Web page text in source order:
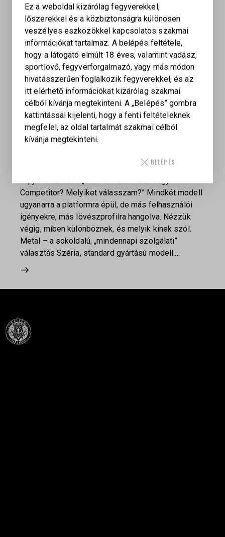
nagy kaliberű Smith & Wesson wheel gun
generáció. Bármelyik kategóriába tartozik…
METAL VS. COMPETITOR – MELYIK AZ IDEÁLIS
VÁLASZTÁS SZÁMODRA?
SMITH & WESSON,MÁRKAFRONT
2025.11.21
158VIEWS 0LIKES
Mi, a Keiler Tacticalnál, a Smith & Wesson hivatalos
magyarországi márkaképviseleteként gyakran
kapjuk a kérdést: „M&P 9 M2.0 Metal vagy
Competitor? Melyiket válasszam?” Mindkét modell
ugyanarra a platformra épül, de más felhasználói
igényekre, más lövészprofilra hangolva. Nézzük
végig, miben különböznek, és melyik kinek szól.
Metal – a sokoldalú, „mindennapi szolgálati”
választás Széria, standard gyártású modell.…
Ez a weboldal kizárólag fegyverekkel,
lőszerekkel és a közbiztonságra különösen
veszélyes eszközökkel kapcsolatos szakmai
információkat tartalmaz. A belépés feltétele,
hogy a látogató elmúlt 18 éves, valamint vadász,
sportlövő, fegyverforgalmazó, vagy más módon
hivatásszerűen foglalkozik fegyverekkel, és az
itt elérhető információkat kizárólag szakmai
célból kívánja megtekinteni. A „Belépés” gombra
kattintással kijelenti, hogy a fenti feltételeknek
megfelel, az oldal tartalmát szakmai célból
kívánja megtekinteni.
BELÉPÉS